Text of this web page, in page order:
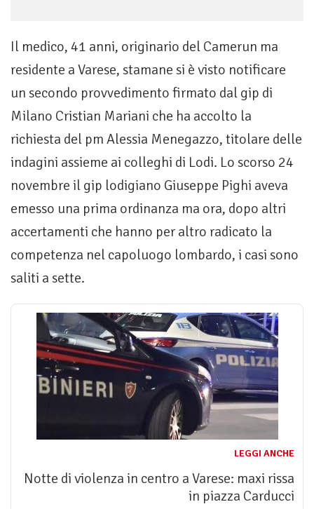
Il medico, 41 anni, originario del Camerun ma
residente a Varese, stamane si è visto notificare
un secondo provvedimento firmato dal gip di
Milano Cristian Mariani che ha accolto la
richiesta del pm Alessia Menegazzo, titolare delle
indagini assieme ai colleghi di Lodi. Lo scorso 24
novembre il gip lodigiano Giuseppe Pighi aveva
emesso una prima ordinanza ma ora, dopo altri
accertamenti che hanno per altro radicato la
competenza nel capoluogo lombardo, i casi sono
saliti a sette.
LEGGI ANCHE
Notte di violenza in centro a Varese: maxi rissa
in piazza Carducci